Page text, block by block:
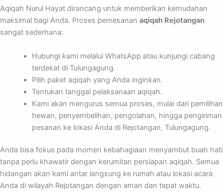
Aqiqah Nurul Hayat dirancang untuk memberikan kemudahan
maksimal bagi Anda. Proses pemesanan aqiqah Rejotangan
sangat sederhana:
Hubungi kami melalui WhatsApp atau kunjungi cabang
terdekat di Tulungagung.
Pilih paket aqiqah yang Anda inginkan.
Tentukan tanggal pelaksanaan aqiqah.
Kami akan mengurus semua proses, mulai dari pemilihan
hewan, penyembelihan, pengolahan, hingga pengiriman
pesanan ke lokasi Anda di Rejotangan, Tulungagung.
Anda bisa fokus pada momen kebahagiaan menyambut buah hati
tanpa perlu khawatir dengan kerumitan persiapan aqiqah. Semua
hidangan akan kami antar langsung ke rumah atau lokasi acara
Anda di wilayah Rejotangan dengan aman dan tepat waktu.